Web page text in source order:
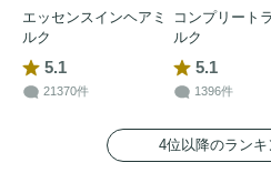
エッセンスインヘアミ
ルク
5.1
21370件
コンプリート
ルク
5.1
1396件
4位以降のラン